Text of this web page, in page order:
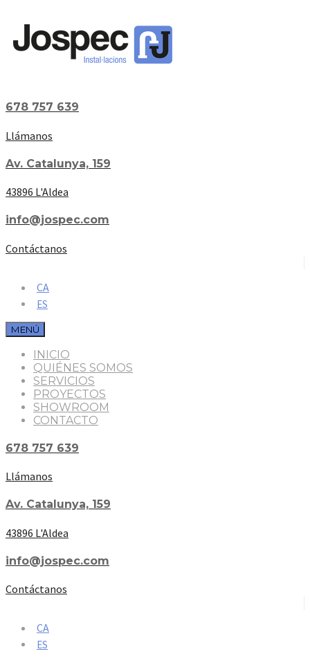
678 757 639
Llámanos
Av. Catalunya, 159
43896 L'Aldea
info@jospec.com
Contáctanos
CA
ES
MENÚ
INICIO
QUIÉNES SOMOS
SERVICIOS
PROYECTOS
SHOWROOM
CONTACTO
678 757 639
Llámanos
Av. Catalunya, 159
43896 L'Aldea
info@jospec.com
Contáctanos
CA
ES